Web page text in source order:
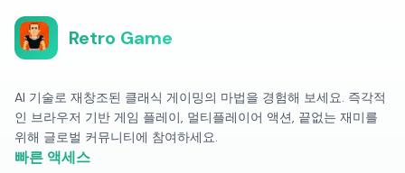
Retro Game
AI 기술로 재창조된 클래식 게이밍의 마법을 경험해 보세요. 즉각적
인 브라우저 기반 게임 플레이, 멀티플레이어 액션, 끝없는 재미를
위해 글로벌 커뮤니티에 참여하세요.
빠른 액세스